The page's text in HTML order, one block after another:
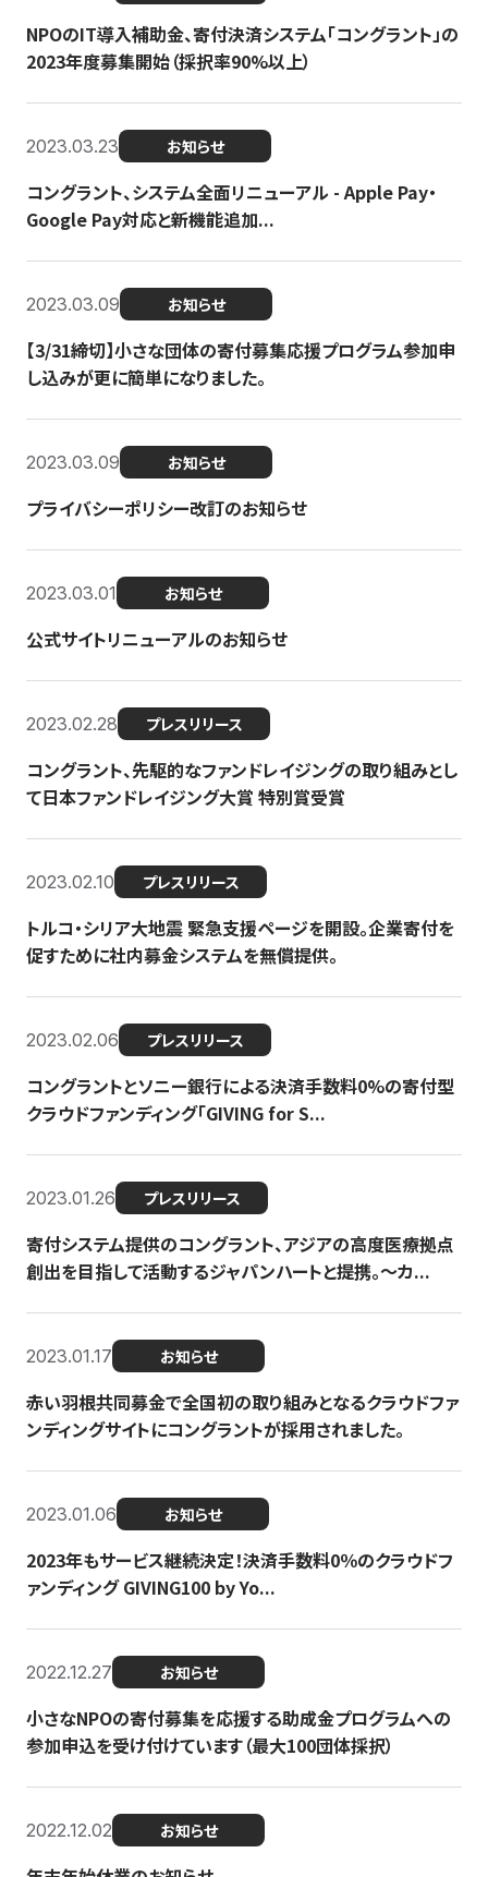
NPOのIT導入補助金、寄付決済システム「コングラント」の
2023年度募集開始（採択率90%以上）
2023.03.23 お知らせ
コングラント、システム全面リニューアル - Apple Pay・
Google Pay対応と新機能追加...
2023.03.09 お知らせ
【3/31締切】小さな団体の寄付募集応援プログラム参加申
し込みが更に簡単になりました。
2023.03.09 お知らせ
プライバシーポリシー改訂のお知らせ
2023.03.01 お知らせ
公式サイトリニューアルのお知らせ
2023.02.28 プレスリリース
コングラント、先駆的なファンドレイジングの取り組みとし
て日本ファンドレイジング大賞 特別賞受賞
2023.02.10 プレスリリース
トルコ・シリア大地震 緊急支援ページを開設。企業寄付を
促すために社内募金システムを無償提供。
2023.02.06 プレスリリース
コングラントとソニー銀行による決済手数料0%の寄付型
クラウドファンディング「GIVING for S...
2023.01.26 プレスリリース
寄付システム提供のコングラント、アジアの高度医療拠点
創出を目指して活動するジャパンハートと提携。〜カ...
2023.01.17 お知らせ
赤い羽根共同募金で全国初の取り組みとなるクラウドファ
ンディングサイトにコングラントが採用されました。
2023.01.06 お知らせ
2023年もサービス継続決定！決済手数料0％のクラウドフ
ァンディング GIVING100 by Yo...
2022.12.27 お知らせ
小さなNPOの寄付募集を応援する助成金プログラムへの
参加申込を受け付けています（最大100団体採択）
2022.12.02 お知らせ